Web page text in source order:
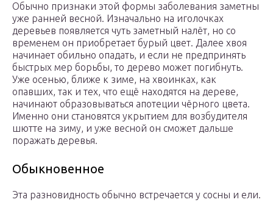
Обычно признаки этой формы заболевания заметны
уже ранней весной. Изначально на иголочках
деревьев появляется чуть заметный налёт, но со
временем он приобретает бурый цвет. Далее хвоя
начинает обильно опадать, и если не предпринять
быстрых мер борьбы, то дерево может погибнуть.
Уже осенью, ближе к зиме, на хвоинках, как
опавших, так и тех, что ещё находятся на дереве,
начинают образовываться апотеции чёрного цвета.
Именно они становятся укрытием для возбудителя
шютте на зиму, и уже весной он сможет дальше
поражать деревья.
Обыкновенное
Эта разновидность обычно встречается у сосны и ели.